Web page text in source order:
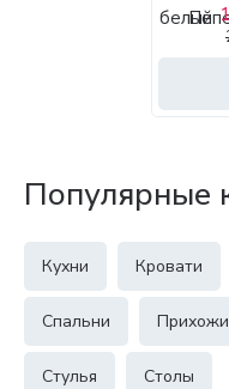
Популярные
Кухни Кровати
Спальни
Стулья Столы